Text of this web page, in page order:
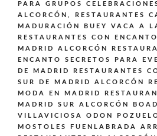
PARA GRUPOS
ALCORCÓN,
RESTAURANTES
MADURACIÓN BUEY VACA A
RESTAURANTES CON
MADRID ALCORCÓN
ENCANTO SECRETOS PARA
DE MADRID
RESTAURANTES
SUR DE MADRID ALCORCÓN
MODA EN MADRID
MADRID SUR ALCORCÓN
VILLAVICIOSA ODON
MOSTOLES FUENLABRADA